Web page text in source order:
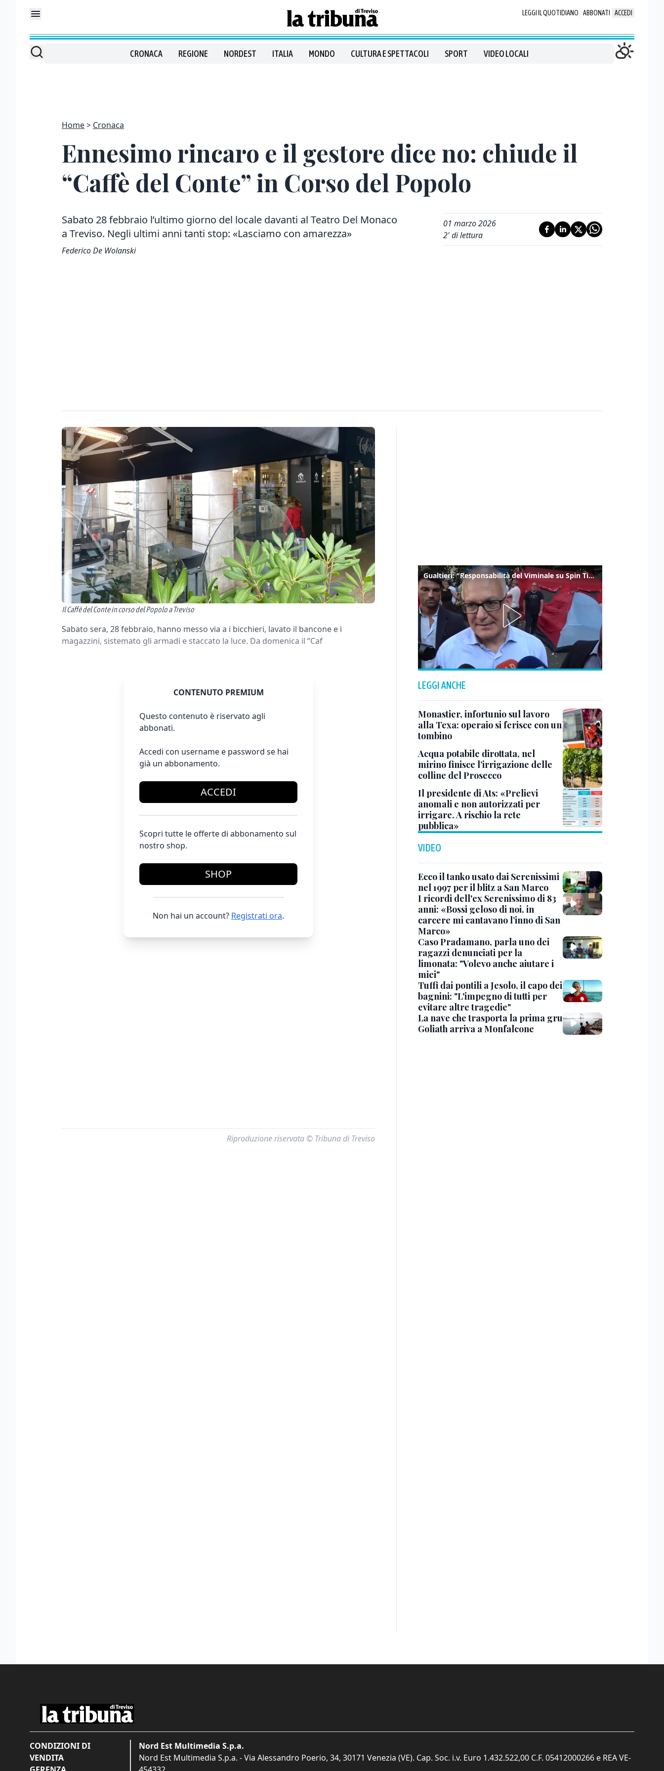
LEGGI IL QUOTIDIANO ABBONATI ACCEDI
CRONACA REGIONE NORDEST ITALIA MONDO CULTURA E SPETTACOLI SPORT VIDEO LOCALI
Home Cronaca
Ennesimo rincaro e il gestore dice no: chiude il
“Caffè del Conte” in Corso del Popolo
Sabato 28 febbraio l’ultimo giorno del locale davanti al Teatro Del Monaco
a Treviso. Negli ultimi anni tanti stop: «Lasciamo con amarezza»
Federico De Wolanski
01 marzo 2026
2' di lettura
Il Caffè del Conte in corso del Popolo a Treviso
Sabato sera, 28 febbraio, hanno messo via a i bicchieri, lavato il bancone e i
magazzini, sistemato gli armadi e staccato la luce. Da domenica il “Caf
CONTENUTO PREMIUM
Questo contenuto è riservato agli
abbonati.
Accedi con username e password se hai
già un abbonamento.
ACCEDI
Scopri tutte le offerte di abbonamento sul
nostro shop.
SHOP
Non hai un account? Registrati ora.
Riproduzione riservata © Tribuna di Treviso
Gualtieri: "Responsabilità del Viminale su Spin Time? La posizione dei partiti è nota"
LEGGI ANCHE
Monastier, infortunio sul lavoro
alla Texa: operaio si ferisce con un
tombino
Acqua potabile dirottata, nel
mirino finisce l’irrigazione delle
colline del Prosecco
Il presidente di Ats: «Prelievi
anomali e non autorizzati per
irrigare. A rischio la rete
pubblica»
VIDEO
Ecco il tanko usato dai Serenissimi
nel 1997 per il blitz a San Marco
I ricordi dell'ex Serenissimo di 83
anni: «Bossi geloso di noi, in
carcere mi cantavano l’inno di San
Marco»
Caso Pradamano, parla uno dei
ragazzi denunciati per la
limonata: "Volevo anche aiutare i
miei"
Tuffi dai pontili a Jesolo, il capo dei
bagnini: "L'impegno di tutti per
evitare altre tragedie"
La nave che trasporta la prima gru
Goliath arriva a Monfalcone
CONDIZIONI DI
VENDITA
Nord Est Multimedia S.p.a.
Nord Est Multimedia S.p.a. - Via Alessandro Poerio, 34, 30171 Venezia (VE). Cap. Soc. i.v. Euro 1.432.522,00 C.F. 05412000266 e REA VE-